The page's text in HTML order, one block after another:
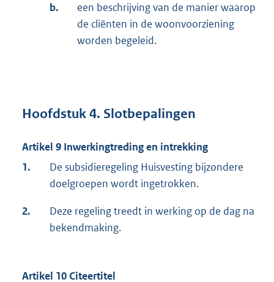
b.
een beschrijving van de manier waarop
de cliënten in de woonvoorziening
worden begeleid.
Hoofdstuk 4. Slotbepalingen
Artikel 9 Inwerkingtreding en intrekking
1.
De subsidieregeling Huisvesting bijzondere
doelgroepen wordt ingetrokken.
2.
Deze regeling treedt in werking op de dag na
bekendmaking.
Artikel 10 Citeertitel